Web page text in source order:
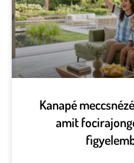
Kanapé
amit